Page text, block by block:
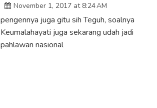
November 1, 2017 at 8:24 AM
pengennya juga gitu sih Teguh, soalnya
Keumalahayati juga sekarang udah jadi
pahlawan nasional